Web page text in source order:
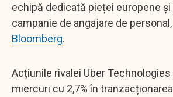
echipă dedicată pieței europene și
campanie de angajare de
Bloomberg.
Acțiunile rivalei Uber
miercuri cu 2,7% în